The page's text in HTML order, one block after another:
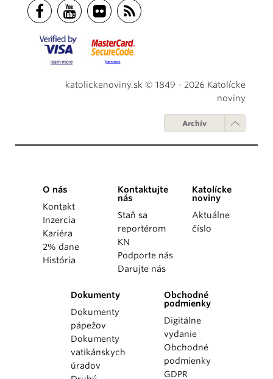
katolickenoviny.sk © 1849 - 2026 Katolícke
noviny
Archív
O nás
Kontakt
Inzercia
Kariéra
2% dane
História
Kontaktujte
nás
Staň sa
reportérom
KN
Podporte nás
Darujte nás
Katolícke
noviny
Aktuálne
číslo
Dokumenty
Dokumenty
pápežov
Dokumenty
vatikánskych
úradov
Obchodné
podmienky
Digitálne
vydanie
Obchodné
podmienky
GDPR